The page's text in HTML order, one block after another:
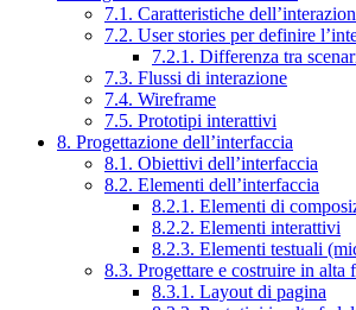
7.1. Caratteristiche
7.2. User stories per definire
7.2.1. Differenza tra
7.3. Flussi di interazione
7.4. Wireframe
7.5. Prototipi interattivi
8. Progettazione dell’interfaccia
8.1. Obiettivi dell’interfaccia
8.2. Elementi dell’interfaccia
8.2.1. Elementi di
8.2.2. Elementi interattivi
8.2.3. Elementi testuali
8.3. Progettare e costruire in alta
8.3.1. Layout di pagina